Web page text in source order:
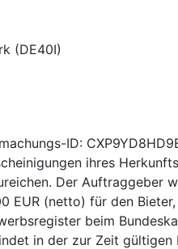
(DE40I)
ID:
ihres
Der Auftraggeber
EUR (netto) für den
beim
in der zur Zeit gültigen